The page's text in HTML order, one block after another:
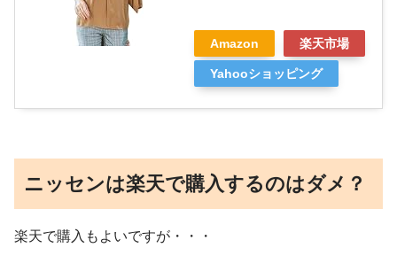
Amazon 楽天市場
Yahooショッピング
ニッセンは楽天で購入するのはダメ？
楽天で購入もよいですが・・・